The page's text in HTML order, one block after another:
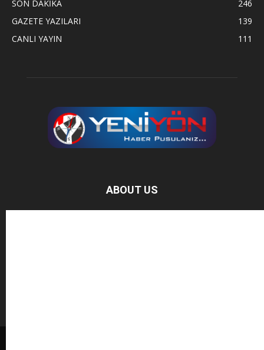
SON DAKİKA
246
GAZETE YAZILARI
139
CANLI YAYIN
111
ABOUT US